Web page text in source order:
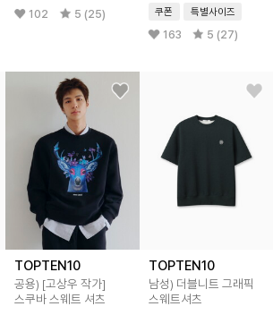
102 5 (25) 쿠폰 특별사이즈
163 5 (27)
TOPTEN10
공용) [고상우 작가]
스쿠바 스웨트 셔츠
TOPTEN10
남성) 더블니트 그래픽
스웨트셔츠